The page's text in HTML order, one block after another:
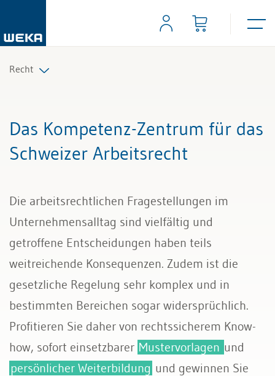
Recht
Auftrag und Werkvertrag
Scheidungs- und Erbrecht
Kauf und Verkauf
Wettbewerb und Handel
Transport und Verkehr
Allgemeines Privatrecht
Datenschutz und IT-Recht
Das Kompetenz-Zentrum für das
Schweizer Arbeitsrecht
Die arbeitsrechtlichen Fragestellungen im
Unternehmensalltag sind vielfältig und
getroffene Entscheidungen haben teils
weitreichende Konsequenzen. Zudem ist die
gesetzliche Regelung sehr komplex und in
bestimmten Bereichen sogar widersprüchlich.
Profitieren Sie daher von rechtssicherem Know-
how, sofort einsetzbarer Mustervorlagen und
persönlicher Weiterbildung und gewinnen Sie